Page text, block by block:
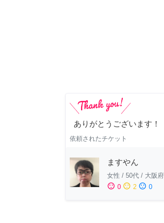
ありがとうございます！
依頼されたチケット
ますやん
女性 / 50代 / 大阪府
sentiment_satisfied 0 sentiment_neutral 2 sentiment_dissatisfied 0